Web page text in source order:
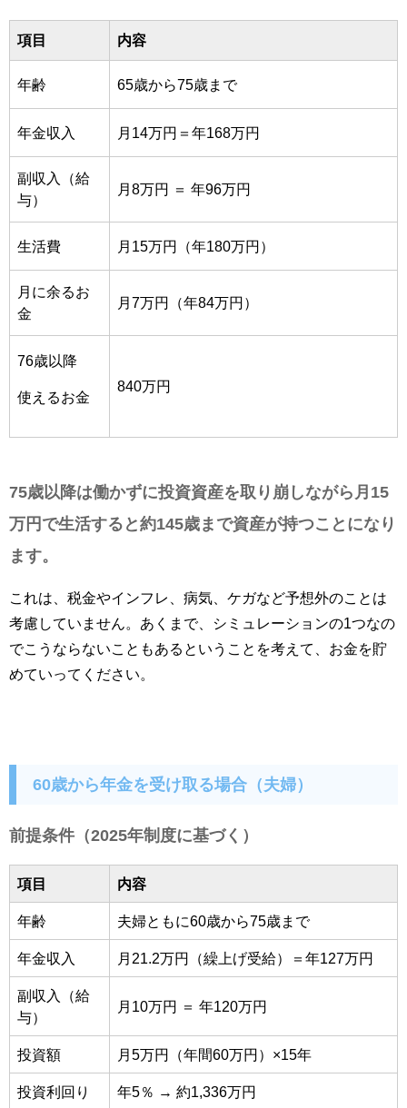
項目 内容
年齢 65歳から75歳まで
年金収入 月14万円＝年168万円
副収入（給
与）
月8万円 ＝ 年96万円
生活費 月15万円（年180万円）
月に余るお
金
月7万円（年84万円）
76歳以降
使えるお金
840万円
75歳以降は働かずに投資資産を取り崩しながら月15
万円で生活すると約145歳まで資産が持つことになり
ます。
これは、税金やインフレ、病気、ケガなど予想外のことは
考慮していません。あくまで、シミュレーションの1つなの
でこうならないこともあるということを考えて、お金を貯
めていってください。
60歳から年金を受け取る場合（夫婦）
前提条件（2025年制度に基づく）
項目 内容
年齢 夫婦ともに60歳から75歳まで
年金収入 月21.2万円（繰上げ受給）＝年127万円
副収入（給
与）
月10万円 ＝ 年120万円
投資額 月5万円（年間60万円）×15年
投資利回り 年5％ → 約1,336万円